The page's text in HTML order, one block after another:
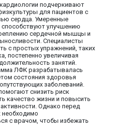
подчеркивают
для пациентов с
сердца. Умеренные
способствуют улучшению
сердечной мышцы и
Специалисты
с простых упражнений, таких
постепенно увеличивая
занятий.
ЛФК разрабатывалась
состояния здоровья
заболеваний.
снизить риск
качество жизни и повысить
Однако перед
с врачом, чтобы избежать